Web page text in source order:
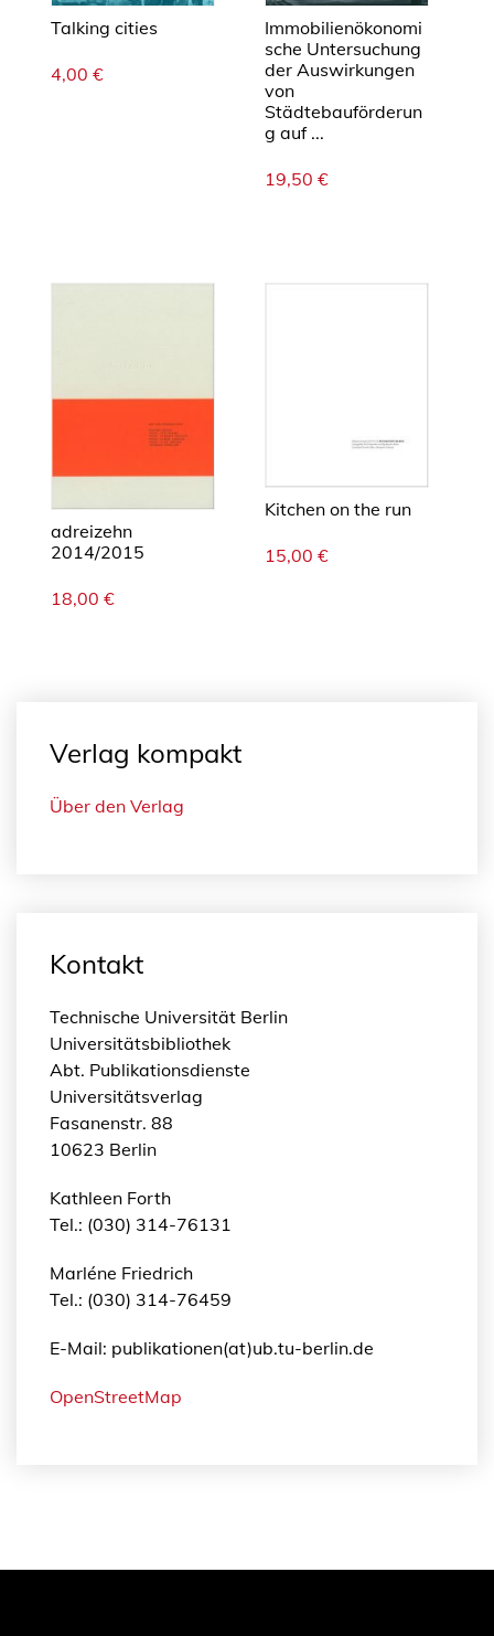
Talking cities
4,00 €
Immobilienökonomi
sche Untersuchung
der Auswirkungen
von
Städtebauförderun
g auf ...
19,50 €
adreizehn
2014/2015
18,00 €
Kitchen on the run
15,00 €
Verlag kompakt
Über den Verlag
Kontakt
Technische Universität Berlin
Universitätsbibliothek
Abt. Publikationsdienste
Universitätsverlag
Fasanenstr. 88
10623 Berlin
Kathleen Forth
Tel.: (030) 314-76131
Marléne Friedrich
Tel.: (030) 314-76459
E-Mail: publikationen(at)ub.tu-berlin.de
OpenStreetMap